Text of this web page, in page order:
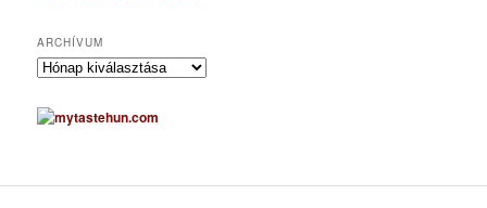
ARCHÍVUM
A
c
h
u